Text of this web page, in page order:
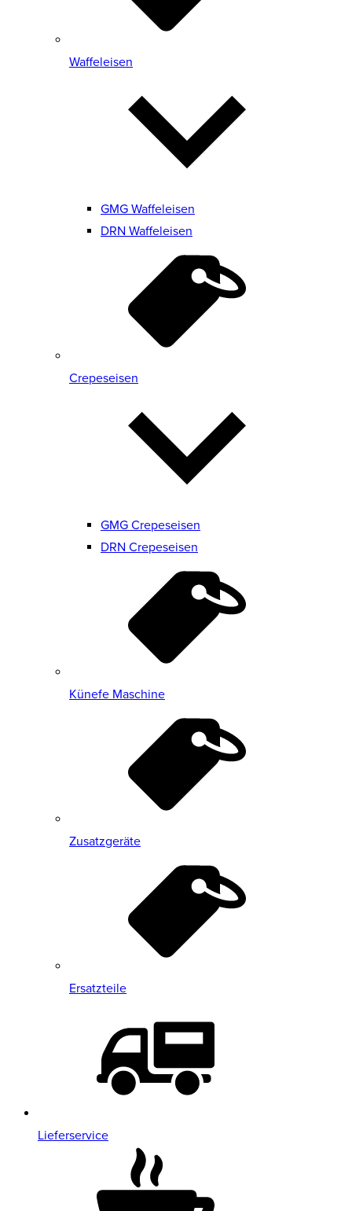
Waffeleisen
GMG Waffeleisen
DRN Waffeleisen
Crepeseisen
GMG Crepeseisen
DRN Crepeseisen
Künefe Maschine
Zusatzgeräte
Ersatzteile
Lieferservice